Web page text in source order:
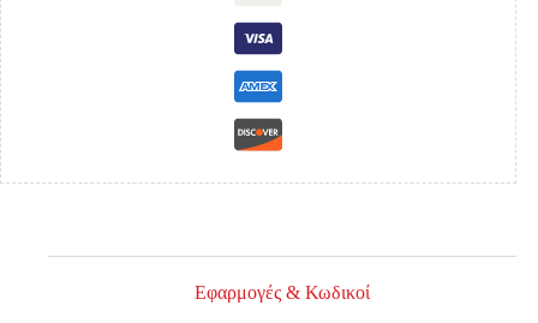
Εφαρμογές & Κωδικοί